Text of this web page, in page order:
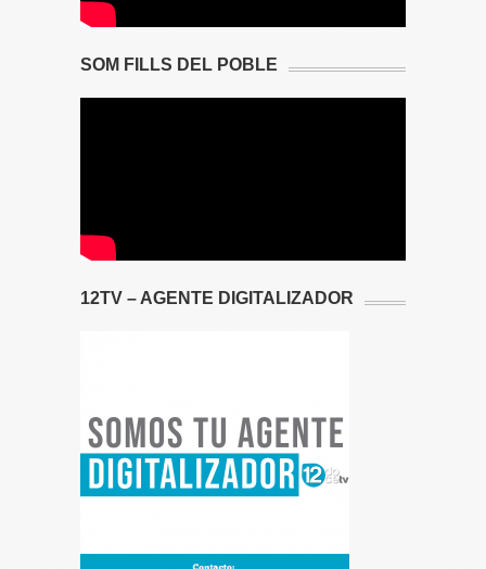
SOM FILLS DEL POBLE
12TV – AGENTE DIGITALIZADOR